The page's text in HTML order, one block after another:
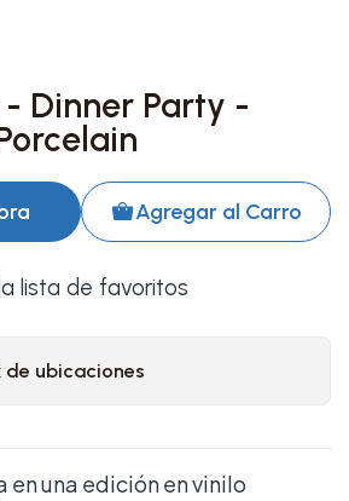
Dinner Party -
Agregar al Carro
lista de favoritos
ubicaciones
en una edición en vinilo